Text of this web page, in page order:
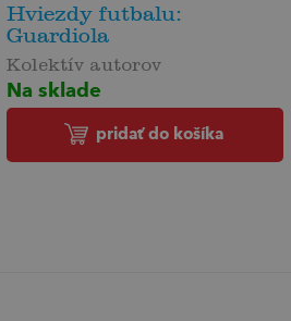
Hviezdy futbalu:
Guardiola
Kolektív autorov
Na sklade
pridať do košíka